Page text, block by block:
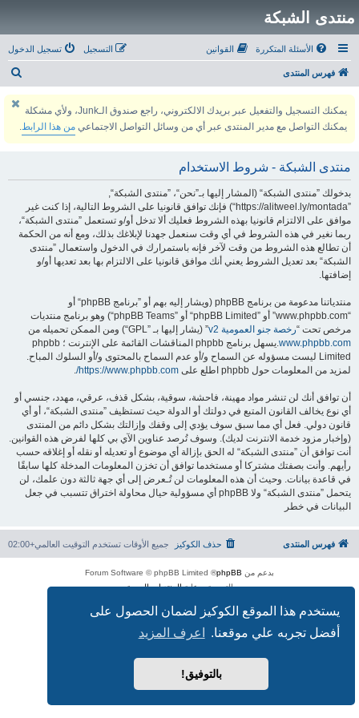
يستخدم هذا الموقع الكوكيز لضمان الحصول على
أفضل تجربه علي موقعنا.
اعرف المزيد
بالتوفيق!
منتدى الشبكة
الأسئلة المتكررة القوانين تسجيل الدخول التسجيل
فهرس المنتدى
يمكنك التسجيل والتفعيل عبر بريدك الالكتروني، راجع صندوق الـJunk، ولأي مشكلة
يمكنك التواصل مع مدير المنتدى عبر أي من وسائل التواصل الاجتماعي من هذا الرابط.
منتدى الشبكة - شروط الاستخدام
بدخولك ”منتدى الشبكة“ (المشار إليها بـ”نحن“، ”منتدى الشبكة“,
”https://alitweel.ly/montada“) فإنك توافق قانونيا على الشروط التالية، إذا كنت غير
موافق على الالتزام قانونيا بهذه الشروط فعليك ألا تدخل أو/و تستعمل ”منتدى الشبكة“،
ربما نغير في هذه الشروط في أي وقت سنعمل جهدنا لإبلاغك بذلك، ومع أنه من الحكمة
أن تطالع هذه الشروط من وقت لآخر فإنه باستمرارك في الدخول واستعمال ”منتدى
الشبكة“ بعد تعديل الشروط يعني أنك موافق قانونيا على الالتزام بها بعد تعديها أو/و
إضافتها.
منتدياتنا مدعومة من برنامج phpBB (ويشار إليه بهم أو ”برنامج phpBB“ أو
“www.phpbb.com” أو ”phpBB Limited“ أو ”phpBB Teams“) وهو برنامج منتديات
مرخص تحت “رخصة جنو العمومية v2
” (يشار إليها بـ ”GPL“) ومن الممكن تحميله من
www.phpbb.com
.يسهل برنامج phpbb المناقشات القائمة على الإنترنت ؛ phpbb
Limited ليست مسؤوله عن السماح و/أو عدم السماح بالمحتوى و/أو السلوك المباح.
لمزيد من المعلومات حول phpbb اطلع على
https://www.phpbb.com/
.
أن توافق أنك لن تنشر مواد مهينة، فاحشة، سوقية، بشكل قذف، عرقي، مهدد، جنسي أو
أي نوع يخالف القانون المتبع في دولتك أو الدولة حيث تستظيف ”منتدى الشبكة“، أو أي
قانون دولي. فعل أي مما سبق سوف يؤدي إلى وقفك وإزالتك بشكل دائم من المنتدى
(وإخبار مزود خدمة الانترنت لديك). وسوف تُرصد عناوين الآي بي كلها لفرض هذه القوانين.
أنت توافق أن ”منتدى الشبكة“ له الحق بإزالة أي موضوع أو تعديله أو نقله أو إغلاقه حسب
رأيهم. وأنت بصفتك مشتركا أو مستخدما توافق أن تخزن المعلومات المدخلة كلها سابقًا
في قاعدة بيانات. وحيث أن هذه المعلومات لن تُـعرض إلى أي جهة ثالثة دون علمك، لن
يتحمل ”منتدى الشبكة“ ولا phpBB أي مسؤولية حيال محاولة اختراق تتسبب في جعل
البيانات في خطر
فهرس المنتدى جميع الأوقات تستخدم التوقيت العالمي+02:00 حذف الكوكيز
بدعم من phpBB
® Forum Software © phpBB Limited
الترجمة برعايةالمنتديات العربية